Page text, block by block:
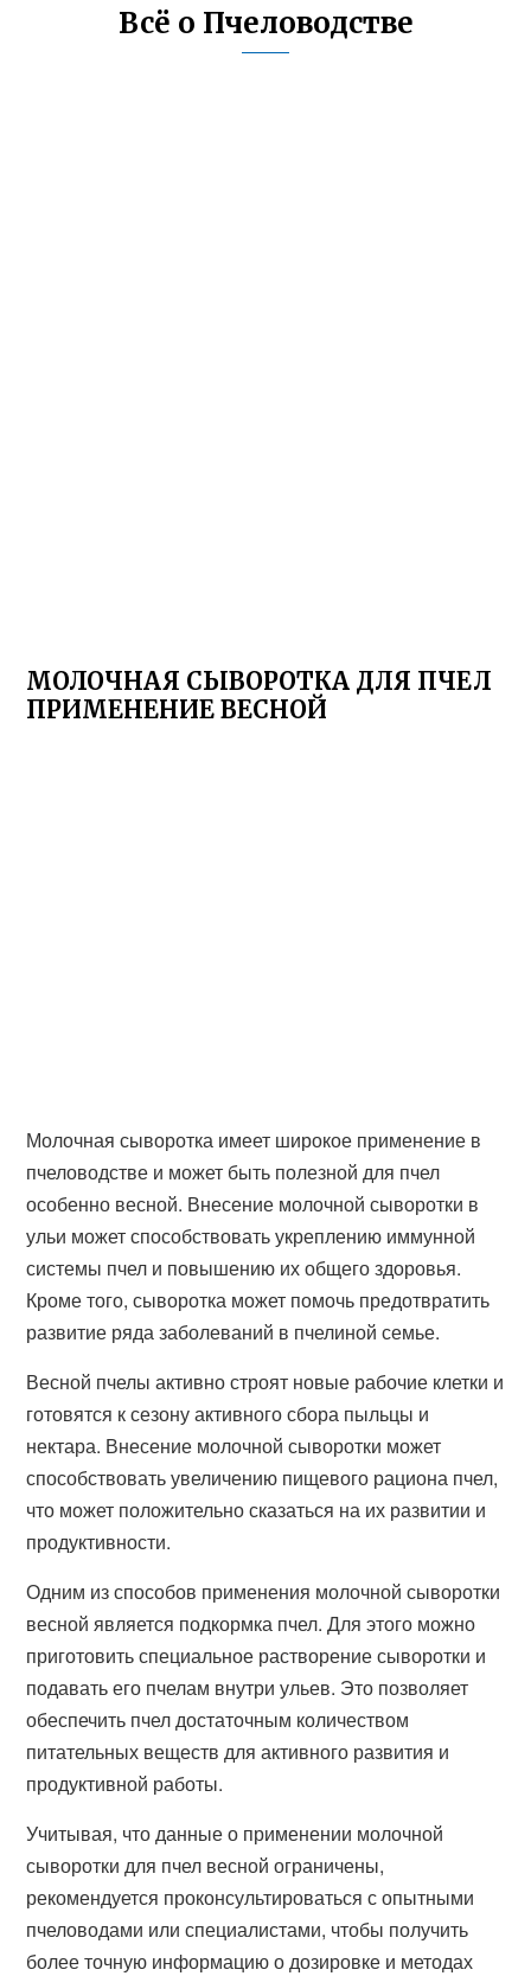
Всё о Пчеловодстве
МОЛОЧНАЯ СЫВОРОТКА ДЛЯ ПЧЕЛ
ПРИМЕНЕНИЕ ВЕСНОЙ
Молочная сыворотка имеет широкое применение в
пчеловодстве и может быть полезной для пчел
особенно весной. Внесение молочной сыворотки в
ульи может способствовать укреплению иммунной
системы пчел и повышению их общего здоровья.
Кроме того, сыворотка может помочь предотвратить
развитие ряда заболеваний в пчелиной семье.
Весной пчелы активно строят новые рабочие клетки и
готовятся к сезону активного сбора пыльцы и
нектара. Внесение молочной сыворотки может
способствовать увеличению пищевого рациона пчел,
что может положительно сказаться на их развитии и
продуктивности.
Одним из способов применения молочной сыворотки
весной является подкормка пчел. Для этого можно
приготовить специальное растворение сыворотки и
подавать его пчелам внутри ульев. Это позволяет
обеспечить пчел достаточным количеством
питательных веществ для активного развития и
продуктивной работы.
Учитывая, что данные о применении молочной
сыворотки для пчел весной ограничены,
рекомендуется проконсультироваться с опытными
пчеловодами или специалистами, чтобы получить
более точную информацию о дозировке и методах